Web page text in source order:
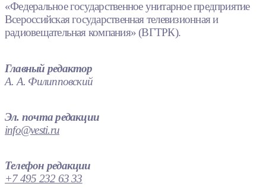
«Федеральное государственное унитарное предприятие
Всероссийская государственная телевизионная и
радиовещательная компания» (ВГТРК).
Главный редактор
А. А. Филипповский
Эл. почта редакции
info@vesti.ru
Телефон редакции
+7 495 232 63 33